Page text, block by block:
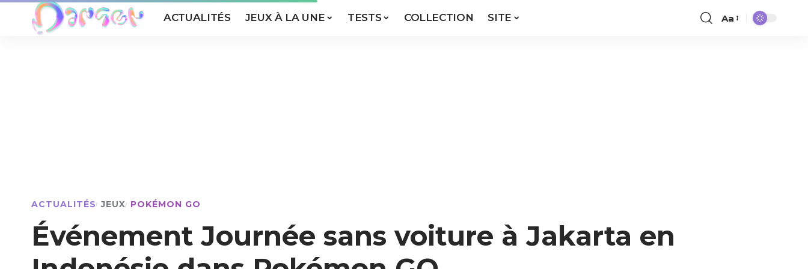
ACTUALITÉS JEUX À LA UNE TESTS COLLECTION SITE Aa
ACTUALITÉS JEUX POKÉMON GO
Événement Journée sans voiture à Jakarta en